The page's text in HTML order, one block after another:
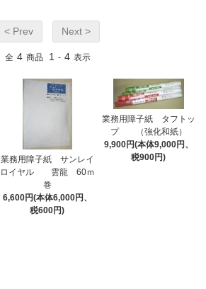
< Prev Next >
全 4 商品 1 - 4 表示
業務用障子紙 サンレイ
ロイヤル 雲龍 60ｍ
巻
6,600円(本体6,000円、
税600円)
業務用障子紙 タフトッ
プ （強化和紙）
9,900円(本体9,000円、
税900円)